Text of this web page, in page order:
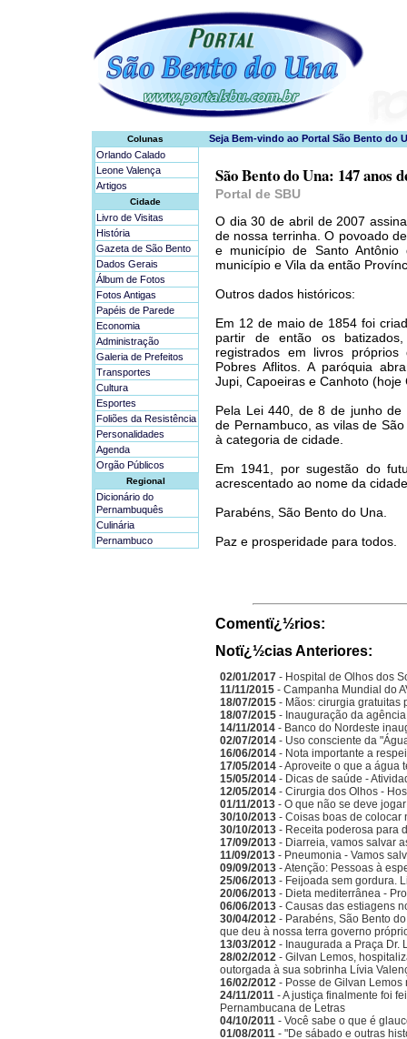
Colunas
Orlando Calado
Leone Valença
Artigos
Cidade
Livro de Visitas
História
Gazeta de São Bento
Dados Gerais
Álbum de Fotos
Fotos Antigas
Papéis de Parede
Economia
Administração
Galeria de Prefeitos
Transportes
Cultura
Esportes
Foliões da Resistência
Personalidades
Agenda
Orgão Públicos
Regional
Dicionário do
Pernambuquês
Culinária
Pernambuco
São Bento do Una: 147 anos
Portal de SBU
O dia 30 de abril de 2007
de nossa terrinha. O povoado
e município de Santo Antônio
município e Vila da então
Outros dados históricos:
Em 12 de maio de 1854 foi
partir de então os
registrados em livros
Pobres Aflitos. A paróquia
Jupi, Capoeiras e Canhoto (hoje
Pela Lei 440, de 8 de junho de
de Pernambuco, as vilas de
à categoria de cidade.
Em 1941, por sugestão do
acrescentado ao nome da
Parabéns, São Bento do Una.
Paz e prosperidade para todos.
Comentï¿½rios:
Notï¿½cias Anteriores:
02/01/2017 - Hospital de Olhos dos
11/11/2015 - Campanha Mundial do
18/07/2015 - Mãos: cirurgia gratuitas
18/07/2015 - Inauguração da
14/11/2014 - Banco do Nordeste
02/07/2014 - Uso consciente da
16/06/2014 - Nota importante a
17/05/2014 - Aproveite o que a água
15/05/2014 - Dicas de saúde -
12/05/2014 - Cirurgia dos Olhos -
01/11/2013 - O que não se deve
30/10/2013 - Coisas boas de colocar
30/10/2013 - Receita poderosa para
17/09/2013 - Diarreia, vamos salvar
11/09/2013 - Pneumonia - Vamos
09/09/2013 - Atenção: Pessoas à
25/06/2013 - Feijoada sem gordura.
20/06/2013 - Dieta mediterrânea -
06/06/2013 - Causas das estiagens
30/04/2012 - Parabéns, São Bento
que deu à nossa terra governo
13/03/2012 - Inaugurada a Praça Dr.
28/02/2012 - Gilvan Lemos,
outorgada à sua sobrinha Lívia
16/02/2012 - Posse de Gilvan
24/11/2011 - A justiça finalmente foi
Pernambucana de Letras
04/10/2011 - Você sabe o que é
01/08/2011 - "De sábado e outras